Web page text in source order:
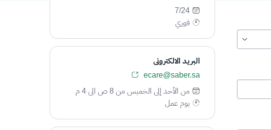
7/24
فوري
البريد الالكتروني
ecare@saber.sa
من الأحد إلى الخميس من 8 ص الى 4 م
يوم عمل